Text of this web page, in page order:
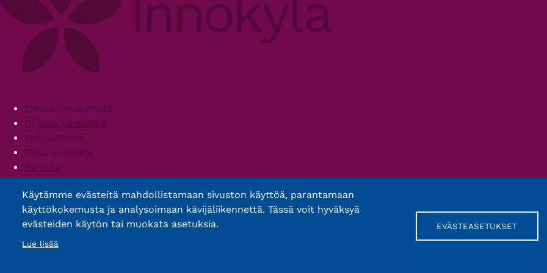
FooterTietoa Innokylästä
Ohjeita käyttäjille
Yhteystiedot
Tilaa uutiskirje
Palaute
Palvelun käyttöehdot
Saavutettavuusseloste
Käytämme evästeitä mahdollistamaan sivuston käyttöä, parantamaan
käyttökokemusta ja analysoimaan kävijäliikennettä. Tässä voit hyväksyä
evästeiden käytön tai muokata asetuksia.
Lue lisää
EVÄSTEASETUKSET